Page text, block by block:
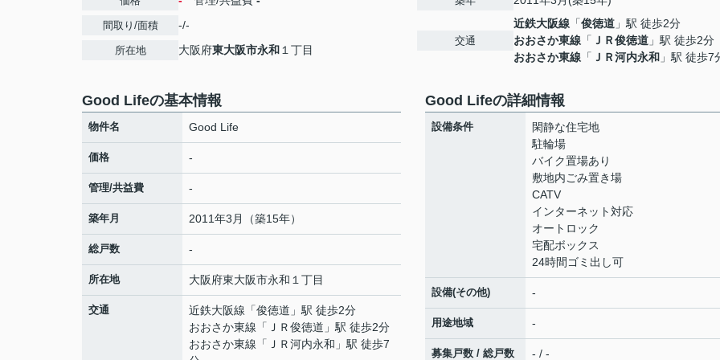
間取り/面積 -/-
所在地 大阪府東大阪市永和 １丁目
交通
近鉄大阪線 「俊徳道 」駅 徒歩2分
おおさか東線 「 ＪＲ俊徳道 」駅 徒歩2分
おおさか東線 「 ＪＲ河内永和 」駅 徒歩7
Good Lifeの基本情報
物件名 Good Life
価格 -
管理/共益費 -
築年月 2011年3月（築15年）
総戸数 -
所在地 大阪府東大阪市永和 １丁目
交通 近鉄大阪線 「俊徳道 」駅 徒歩2分
おおさか東線 「 ＪＲ俊徳道 」駅 徒歩2分
おおさか東線 「 ＪＲ河内永和 」駅 徒歩7
Good Lifeの詳細情報
設備条件
閑静な住宅地
駐輪場
バイク置場あり
敷地内ごみ置き場
CATV
インターネット対応
オートロック
宅配ボックス
24時間ゴミ出し可
設備(その他) -
用途地域 -
募集戸数 / 総戸数 - / -